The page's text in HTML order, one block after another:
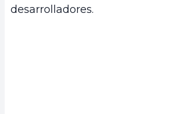
desarrolladores.